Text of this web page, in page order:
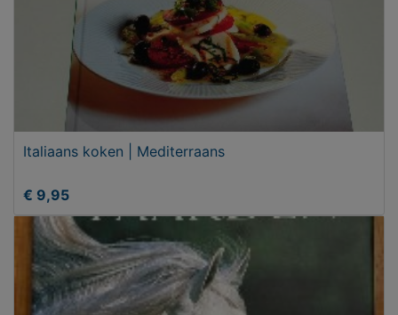
Italiaans koken | Mediterraans
€ 9,95